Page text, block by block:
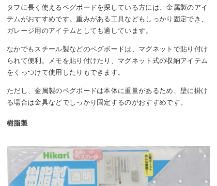
タフに長く使えるペグボードを探している方には、金属製のアイ
テムがおすすめです。重みがある工具などもしっかり固定でき、
ガレージ用のアイテムとしても適しています。
なかでもスチール製などのペグボードは、マグネットで貼り付け
られて便利。メモを貼り付けたり、マグネット式の収納アイテム
をくっつけて使用したりもできます。
ただし、金属製のペグボードは本体に重量があるため、壁に掛け
る場合は金具などでしっかり固定するのがおすすめです。
樹脂製